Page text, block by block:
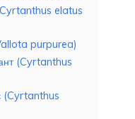
elatus
purpurea)
(Cyrtanthus
(Cyrtanthus